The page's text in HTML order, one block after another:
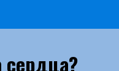
сердца?